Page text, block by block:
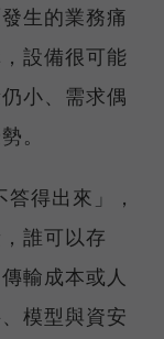
生的業務痛
設備很可能
小、需求偶
。
得出來」，
誰可以存
輸成本或人
模型與資安